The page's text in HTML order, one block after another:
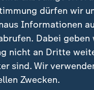
als "starke,
für die CDU", sagte
weiteren Schritte
Bouffier (CDU) will
Klarheit gewinnen,
dürfen wir
Informationen
Dabei geben
nicht an Dritte
sind. Wir
Zwecken.